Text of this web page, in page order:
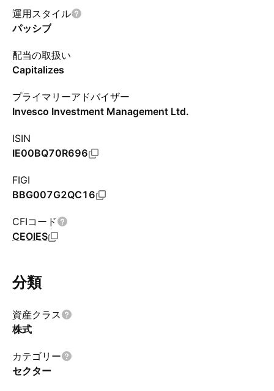
運用スタイル
パッシブ
配当の取扱い
Capitalizes
プライマリーアドバイザー
Invesco Investment Management Ltd.
ISIN
IE00BQ70R696
FIGI
BBG007G2QC16
CFIコード
CEOIES
分類
資産クラス
株式
カテゴリー
セクター